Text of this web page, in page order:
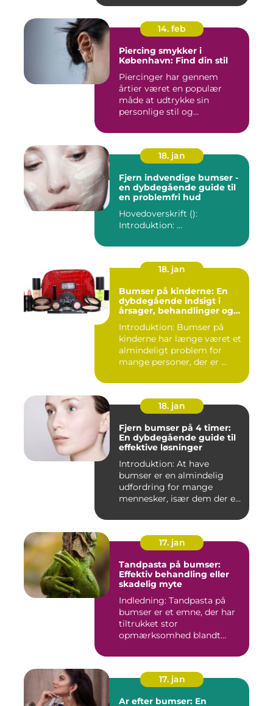
14. feb
Piercing smykker i
København: Find din stil
Piercinger har gennem
årtier været en populær
måde at udtrykke sin
personlige stil og
18. jan
Fjern indvendige bumser -
en dybdegående guide til
en problemfri hud
Hovedoverskrift ():
Introduktion: ...
18. jan
Bumser på kinderne: En
dybdegående indsigt i
årsager, behandlinger og
Introduktion: Bumser på
kinderne har længe været et
almindeligt problem for
mange personer, der er ...
18. jan
Fjern bumser på 4 timer:
En dybdegående guide til
effektive løsninger
Introduktion: At have
bumser er en almindelig
udfordring for mange
mennesker, især dem der er
17. jan
Tandpasta på bumser:
Effektiv behandling eller
skadelig myte
Indledning: Tandpasta på
bumser er et emne, der har
tiltrukket stor
opmærksomhed blandt
17. jan
Ar efter bumser: En